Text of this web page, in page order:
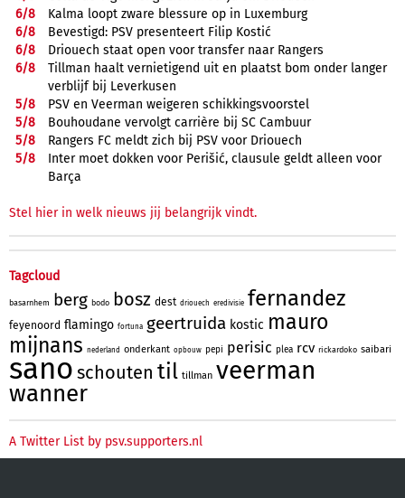
6/8
Kalma loopt zware blessure op in Luxemburg
6/8
Bevestigd: PSV presenteert Filip Kostić
6/8
Driouech staat open voor transfer naar Rangers
6/8
Tillman haalt vernietigend uit en plaatst bom onder langer
verblijf bij Leverkusen
5/8
PSV en Veerman weigeren schikkingsvoorstel
5/8
Bouhoudane vervolgt carrière bij SC Cambuur
5/8
Rangers FC meldt zich bij PSV voor Driouech
5/8
Inter moet dokken voor Perišić, clausule geldt alleen voor
Barça
Stel hier in welk nieuws jij belangrijk vindt.
Tagcloud
basarnhem berg bodo bosz dest driouech eredivisie fernandez
feyenoord flamingo fortuna geertruida kostic mauro
mijnans nederland onderkant opbouw pepi perisic plea rcv rickardoko saibari
sano schouten til tillman veerman
wanner
A Twitter List by psv.supporters.nl